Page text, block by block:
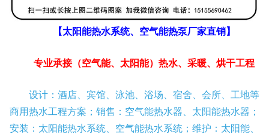
【太阳能热水系统、空气能热泵厂家直销】
专业承接（空气能、太阳能）热水、采暖、烘干工程
设计：酒店、宾馆、泳池、浴场、宿舍、会所、工地等
商用热水工程方案；销售：空气能热水器、太阳能热水器；
安装：太阳能热水系统、空气能热水系统；维护：太阳能、